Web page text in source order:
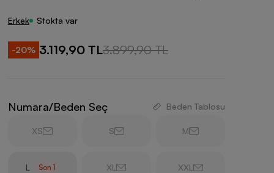
Erkek Stokta var
-20% 3.119,90 TL3.899,90 TL
Numara/Beden Seç Beden Tablosu
XS S M
L Son 1 XL XXL